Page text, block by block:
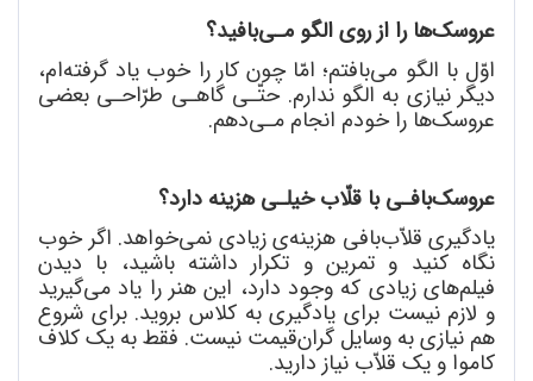
عروسکها را از روی الگو مـیبافید؟
اوّل با الگو میبافتم؛ امّا چون کار را خوب یاد گرفتهام،
دیگر نیازی به الگو ندارم. حتّـی گاهـی طرّاحـی بعضی
عروسکها را خودم انجام مـیدهم.
عروسکبافـی با قلّاب خیلـی هزینه دارد؟
یادگیری قلاّببافی هزینهی زیادی نمیخواهد. اگر خوب
نگاه کنید و تمرین و تکرار داشته باشید، با دیدن
فیلمهای زیادی که وجود دارد، این هنر را یاد میگیرید
و لازم نیست برای یادگیری به کلاس بروید. برای شروع
هم نیازی به وسایل گرانقیمت نیست. فقط به یک کلاف
کاموا و یک قلاّب نیاز دارید.